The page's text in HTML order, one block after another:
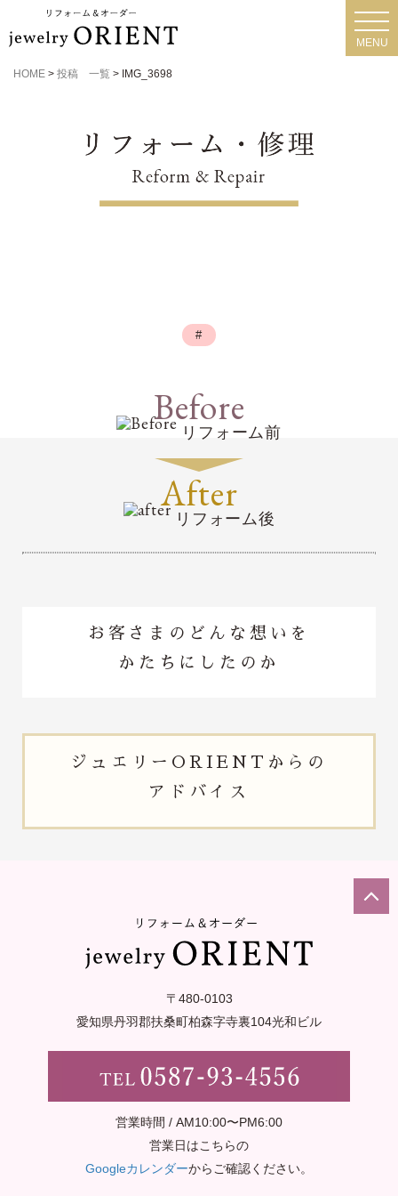
MENU
HOME > 投稿 一覧 > IMG_3698
#
Before
リフォーム前
After
リフォーム後
お客さまのどんな想いを
かたちにしたのか
ジュエリー ORIENTからの
アドバイス
〒480-0103
愛知県丹羽郡扶桑町柏森字寺裏104光和ビル
営業時間 / AM10:00〜PM6:00
営業日はこちらの
Googleカレンダーからご確認ください。